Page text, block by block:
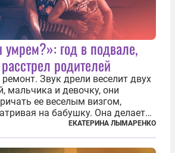
год в подвале,
родителей
Звук дрели веселит двух
мальчика и девочку, они
ее веселым визгом,
на бабушку. Она делает
внуки чувствуют, что она
И это правда: дрель, конечно,
но всё...
ЕКАТЕРИНА ЛЫМАРЕНКО